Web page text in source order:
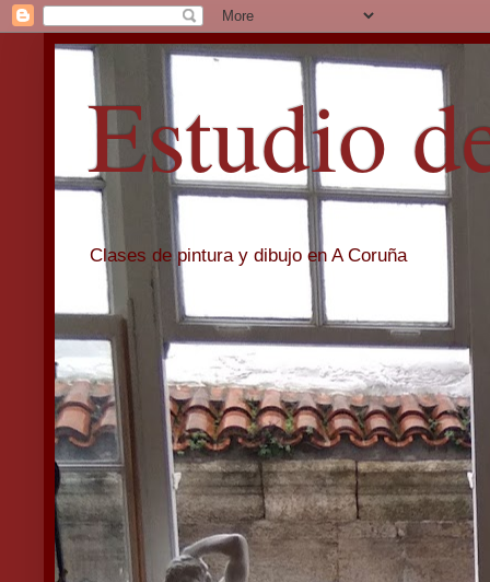
Estudio
Clases de pintura y dibujo en A Coruña